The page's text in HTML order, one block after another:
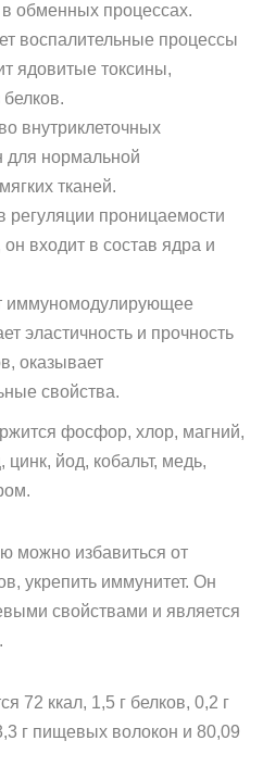
обменных процессах.
воспалительные процессы
ядовитые токсины,
белков.
внутриклеточных
для нормальной
тканей.
регуляции проницаемости
входит в состав ядра и
иммуномодулирующее
эластичность и прочность
оказывает
свойства.
фосфор, хлор, магний,
йод, кобальт, медь,
можно избавиться от
укрепить иммунитет. Он
свойствами и является
72 ккал, 1,5 г белков, 0,2 г
г пищевых волокон и 80,09